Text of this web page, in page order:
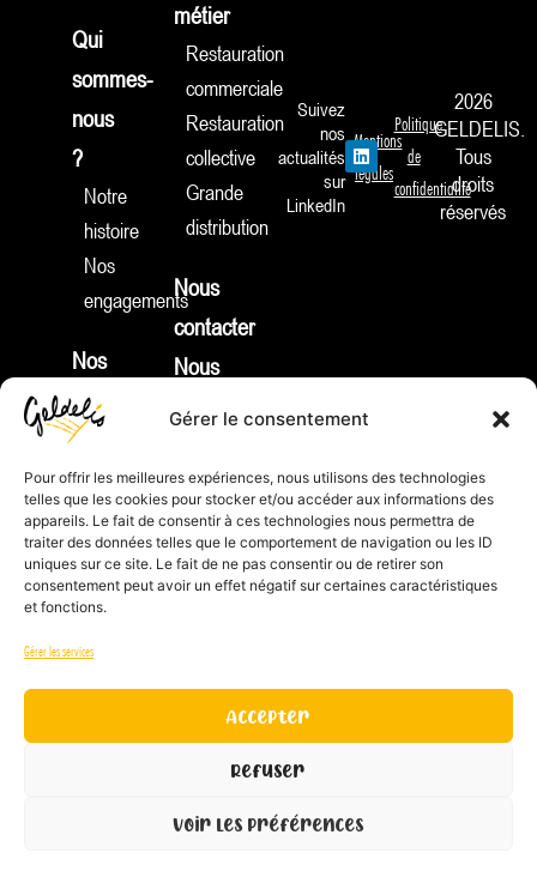
Gérer le consentement
Pour offrir les meilleures expériences, nous utilisons des technologies
telles que les cookies pour stocker et/ou accéder aux informations des
appareils. Le fait de consentir à ces technologies nous permettra de
traiter des données telles que le comportement de navigation ou les ID
uniques sur ce site. Le fait de ne pas consentir ou de retirer son
consentement peut avoir un effet négatif sur certaines caractéristiques
et fonctions.
Gérer les services
Accepter
Refuser
Voir les préférences
Qui
sommes-
nous
?
Notre
histoire
Nos
engagements
Nos
produits
Apéritifs
Tartes
&
Cie
Gamme
sucrée
tarte
métier
Restauration
commerciale
Restauration
collective
Grande
distribution
Nous
contacter
Nous
rejoindre
Identifiant
REP :
FR212132_01JTNV
Index
d’égalité
Femme
2026
GELDELIS.
Tous
droits
réservés
Mentions
légales
Politique
de
confidentialité
Suivez
nos
actualités
sur
LinkedIn
L
i
n